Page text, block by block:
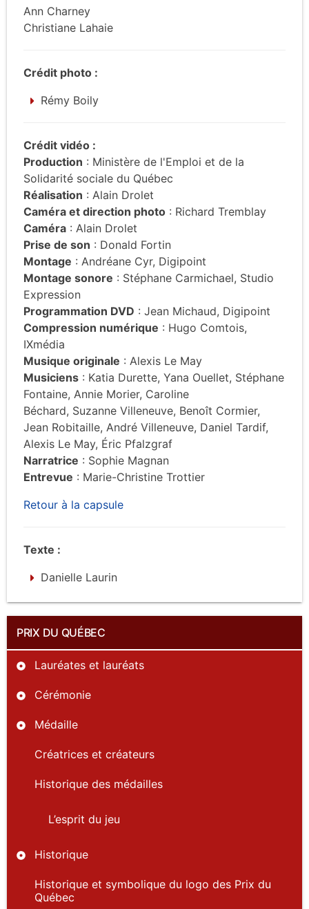
PRIX DU QUÉBEC
Lauréates et lauréats
Cérémonie
Médaille
Créatrices et créateurs
Historique des médailles
L’esprit du jeu
Historique
Historique et symbolique du logo des Prix du
Québec
Ann Charney
Christiane Lahaie
Crédit photo :
Rémy Boily
Crédit vidéo :
Production : Ministère de l'Emploi et de la
Solidarité sociale du Québec
Réalisation : Alain Drolet
Caméra et direction photo : Richard Tremblay
Caméra : Alain Drolet
Prise de son : Donald Fortin
Montage : Andréane Cyr, Digipoint
Montage sonore : Stéphane Carmichael, Studio
Expression
Programmation DVD : Jean Michaud, Digipoint
Compression numérique : Hugo Comtois,
IXmédia
Musique originale : Alexis Le May
Musiciens : Katia Durette, Yana Ouellet, Stéphane
Fontaine, Annie Morier, Caroline
Béchard, Suzanne Villeneuve, Benoît Cormier,
Jean Robitaille, André Villeneuve, Daniel Tardif,
Alexis Le May, Éric Pfalzgraf
Narratrice : Sophie Magnan
Entrevue : Marie-Christine Trottier
Retour à la capsule
Texte :
Danielle Laurin